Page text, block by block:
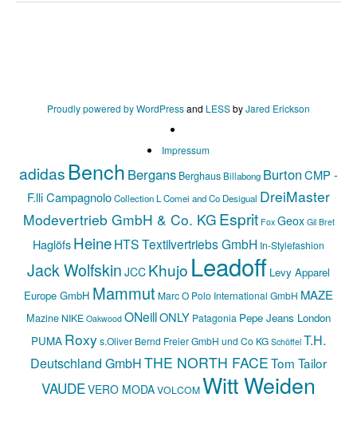
Proudly powered by WordPressand LESSbyJared Erickson
Impressum
adidas Bench Bergans Berghaus Billabong BurtonCMP -
F.lli CampagnoloCollection L Comei and Co Desigual DreiMaster
Modevertrieb GmbH & Co. KG Esprit Fox Geox Gil Bret
HaglöfsHeineHTS Textilvertriebs GmbH In-Stylefashion
Jack Wolfskin JCC Khujo Leadoff Levy Apparel
Europe GmbH Mammut Marc O Polo International GmbH MAZE
Mazine NIKE Oakwood ONeillONLY Patagonia Pepe Jeans London
PUMA Roxys.Oliver Bernd Freier GmbH und Co KG Schöffel T.H.
Deutschland GmbHTHE NORTH FACETom Tailor
VAUDEVERO MODAVOLCOMWitt Weiden